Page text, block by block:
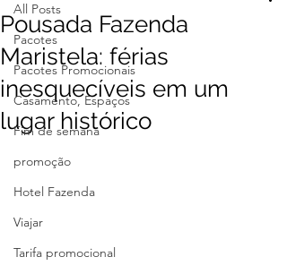
All Posts
Pacotes
Pacotes Promocionais
Casamento, Espaços
Fim de semana
promoção
Hotel Fazenda
Viajar
Tarifa promocional
Pousada Fazenda
Maristela: férias
inesquecíveis em um
lugar histórico